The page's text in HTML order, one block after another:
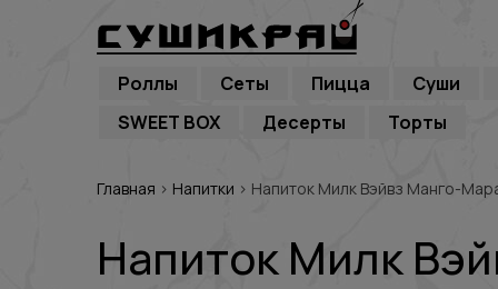
Роллы Сеты Пицца Суши
SWEET BOX
Десерты Торты
Главная › Напитки › Напиток Милк Вэйвз Манго-
Напиток Милк